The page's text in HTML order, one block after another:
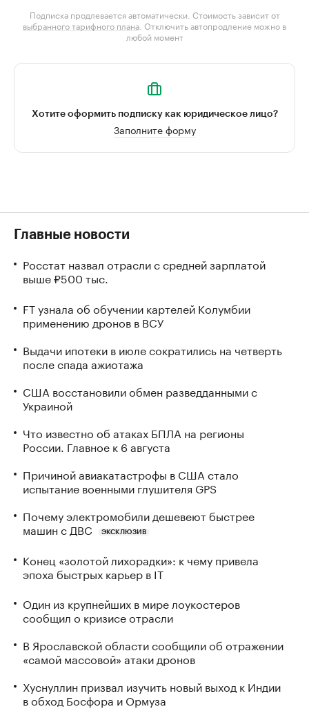
Подписка продлевается автоматически. Стоимость зависит от
выбранного тарифного плана . Отключить автопродление можно в
любой момент
Хотите оформить подписку как юридическое лицо?
Заполните форму
Главные новости
Росстат назвал отрасли с средней зарплатой
выше ₽500 тыс.
FT узнала об обучении картелей Колумбии
применению дронов в ВСУ
Выдачи ипотеки в июле сократились на четверть
после спада ажиотажа
США восстановили обмен разведданными с
Украиной
Что известно об атаках БПЛА на регионы
России. Главное к 6 августа
Причиной авиакатастрофы в США стало
испытание военными глушителя GPS
Почему электромобили дешевеют быстрее
машин с ДВС
ЭКСКЛЮЗИВ
Конец «золотой лихорадки»: к чему привела
эпоха быстрых карьер в IT
Один из крупнейших в мире лоукостеров
сообщил о кризисе отрасли
В Ярославской области сообщили об отражении
«самой массовой» атаки дронов
Хуснуллин призвал изучить новый выход к Индии
в обход Босфора и Ормуза